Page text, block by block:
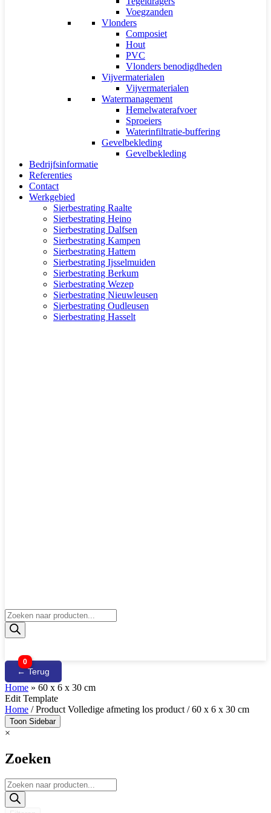
Voegzanden
Vlonders
Composiet
Hout
PVC
Vlonders benodigdheden
Vijvermaterialen
Vijvermaterialen
Watermanagement
Hemelwaterafvoer
Sproeiers
Waterinfiltratie-buffering
Gevelbekleding
Gevelbekleding
Bedrijfsinformatie
Referenties
Contact
Werkgebied
Sierbestrating Raalte
Sierbestrating Heino
Sierbestrating Dalfsen
Sierbestrating Kampen
Sierbestrating Hattem
Sierbestrating Ijsselmuiden
Sierbestrating Berkum
Sierbestrating Wezep
Sierbestrating Nieuwleusen
Sierbestrating Oudleusen
Sierbestrating Hasselt
Producten
zoeken
0
← Terug
Home » 60 x 6 x 30 cm
Edit Template
Home / Product Volledige afmeting los product / 60 x 6 x 30 cm
Toon Sidebar
×
Zoeken
Producten
zoeken